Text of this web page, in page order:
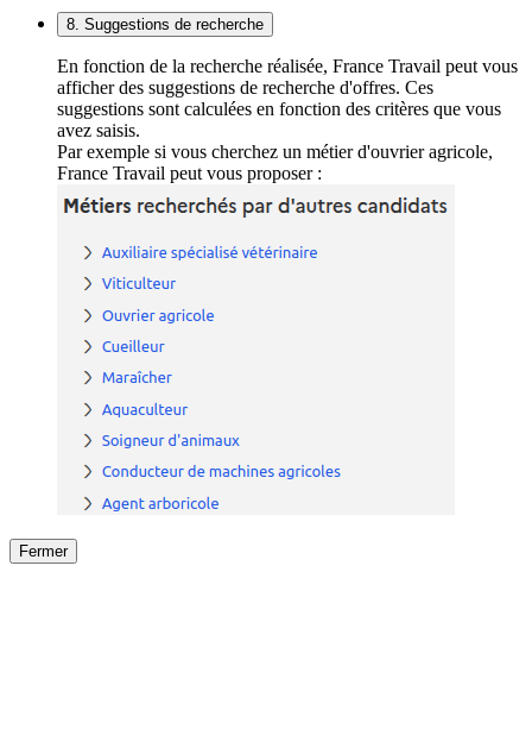
8. Suggestions de recherche
En fonction de la recherche réalisée, France Travail peut vous
afficher des suggestions de recherche d'offres. Ces
suggestions sont calculées en fonction des critères que vous
avez saisis.
Par exemple si vous cherchez un métier d'ouvrier agricole,
France Travail peut vous proposer :
Fermer